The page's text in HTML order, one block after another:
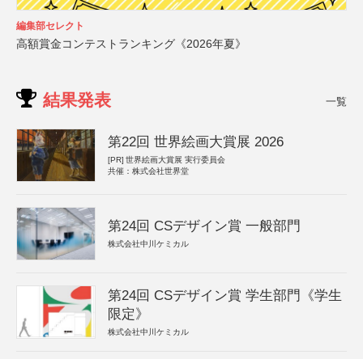
編集部セレクト
高額賞金コンテストランキング《2026年夏》
結果発表 一覧
第22回 世界絵画大賞展 2026
[PR] 世界絵画大賞展 実行委員会
共催：株式会社世界堂
第24回 CSデザイン賞 一般部門
株式会社中川ケミカル
第24回 CSデザイン賞 学生部門《学生
限定》
株式会社中川ケミカル